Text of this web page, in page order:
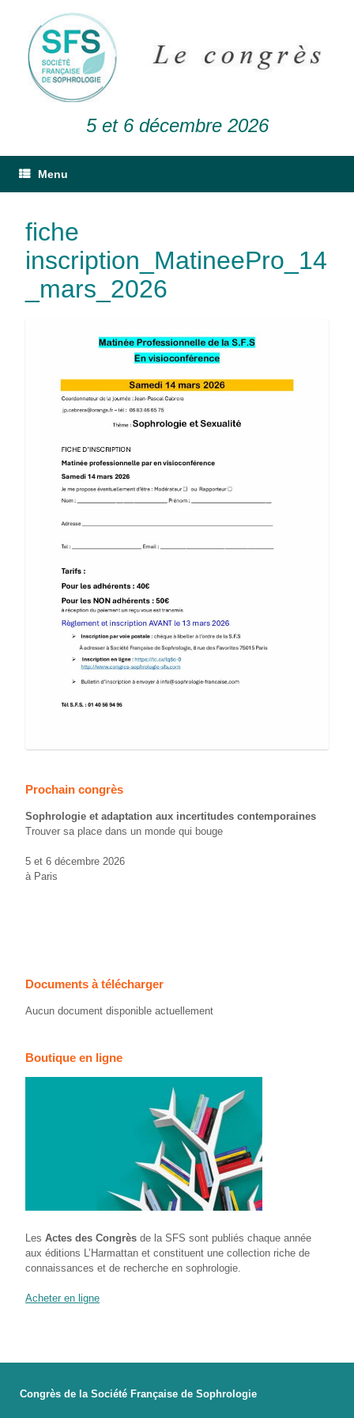
5 et 6 décembre 2026
Menu
fiche
inscription_MatineePro_14
_mars_2026
Prochain congrès
Sophrologie et adaptation aux incertitudes contemporaines
Trouver sa place dans un monde qui bouge
5 et 6 décembre 2026
à Paris
Documents à télécharger
Aucun document disponible actuellement
Boutique en ligne
Les Actes des Congrès de la SFS sont publiés chaque année
aux éditions L’Harmattan et constituent une collection riche de
connaissances et de recherche en sophrologie.
Acheter en ligne
Congrès de la Société Française de Sophrologie